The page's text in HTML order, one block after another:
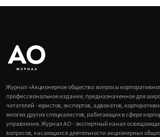
Журнал «Акционерное общество: вопросы
профессиональное издание, предназначенное для
читателей - юристов, экспертов, адвокатов,
многих других специалистов, работающих в сфере
управления. Журнал АО - экспертный канал
вопросов, касающихся деятельности акционерных